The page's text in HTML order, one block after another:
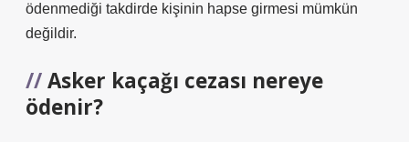
ödenmediği takdirde kişinin hapse girmesi mümkün
değildir.
Asker kaçağı cezası nereye
ödenir?